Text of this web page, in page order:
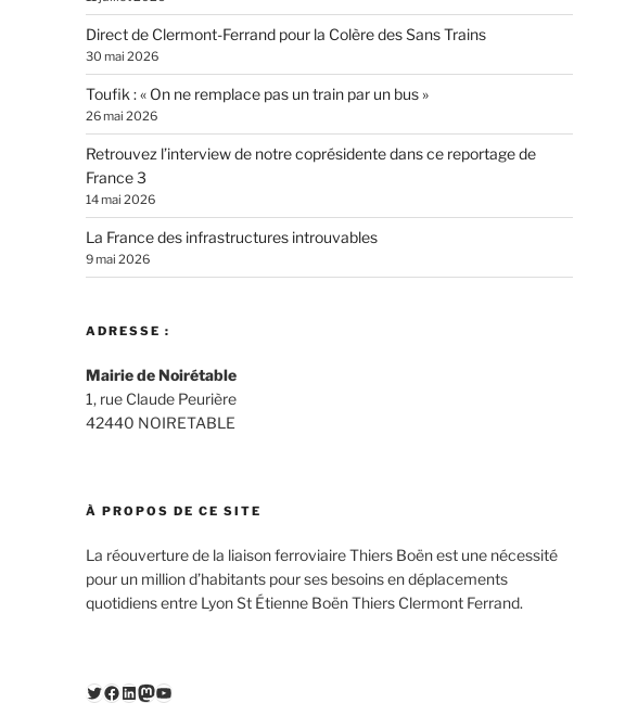
Direct de Clermont-Ferrand pour la Colère des Sans Trains
30 mai 2026
Toufik : « On ne remplace pas un train par un bus »
26 mai 2026
Retrouvez l’interview de notre coprésidente dans ce reportage de
France 3
14 mai 2026
La France des infrastructures introuvables
9 mai 2026
ADRESSE :
Mairie de Noirétable
1, rue Claude Peurière
42440 NOIRETABLE
À PROPOS DE CE SITE
La réouverture de la liaison ferroviaire Thiers Boën est une nécessité
pour un million d’habitants pour ses besoins en déplacements
quotidiens entre Lyon St Étienne Boën Thiers Clermont Ferrand.
Twitter
Facebook
LinkedIn
Mastodon
YouTube